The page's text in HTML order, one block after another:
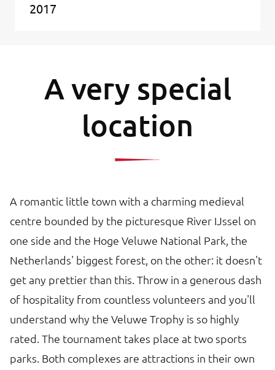
2017
A very special
location
A romantic little town with a charming medieval
centre bounded by the picturesque River IJssel on
one side and the Hoge Veluwe National Park, the
Netherlands' biggest forest, on the other: it doesn't
get any prettier than this. Throw in a generous dash
of hospitality from countless volunteers and you'll
understand why the Veluwe Trophy is so highly
rated. The tournament takes place at two sports
parks. Both complexes are attractions in their own